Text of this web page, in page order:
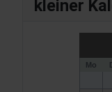
kleiner
Mo